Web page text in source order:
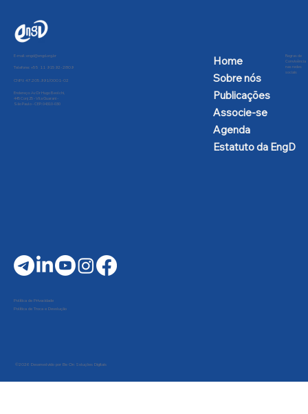
E-mail:engd@engd.org.br
Telefone: +55 11 91592-2809
CNPJ: 47.205.991/0001-02
Endereço: Av Dr Hugo Beolchi,
445 Conj 25 - Vila Guarani -
São Paulo - CEP: 04310-030
Home
Sobre nós
Publicações
Associe-se
Agenda
Estatuto da EngD
Regras de
Convivência
nas redes
sociais
Política de Privacidade
Política de Troca e Devolução
©2026 Desenvolvido por Be On Soluções Digitais